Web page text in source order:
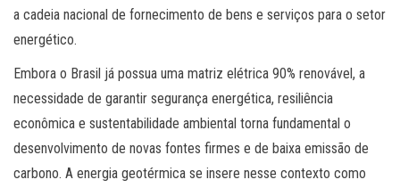
a cadeia nacional de fornecimento de bens e serviços para o setor
energético.
Embora o Brasil já possua uma matriz elétrica 90% renovável, a
necessidade de garantir segurança energética, resiliência
econômica e sustentabilidade ambiental torna fundamental o
desenvolvimento de novas fontes firmes e de baixa emissão de
carbono. A energia geotérmica se insere nesse contexto como